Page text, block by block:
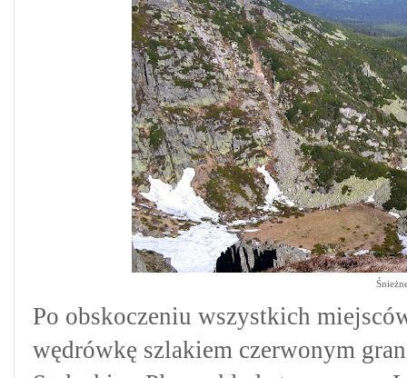
Po obskoczeniu wszystkich
wędrówkę szlakiem czerwonym